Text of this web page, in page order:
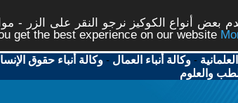
بعض أنواع الكوكيز نرجو النقر على الزر -
get the best experience on our website
-وكالة أنباء العمال -وكالة أنباء حقوق
والعلوم